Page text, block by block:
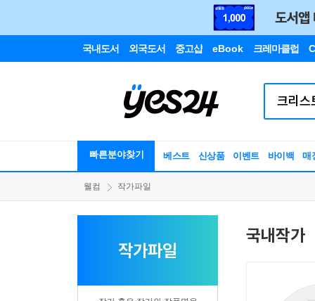
국내도서 외국도서 중고샵 eBook 크레마클럽
빠른분야찾기 베스트 신상품 이벤트 바이백 매
웰컴 작가파일
작가파일
국내작가